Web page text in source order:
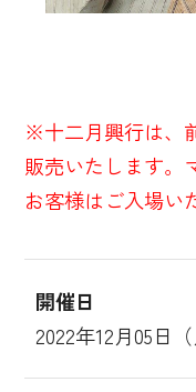
※十二月興行は、
販売いたします。
お客様はご入場い
開催日
2022年12月05日（